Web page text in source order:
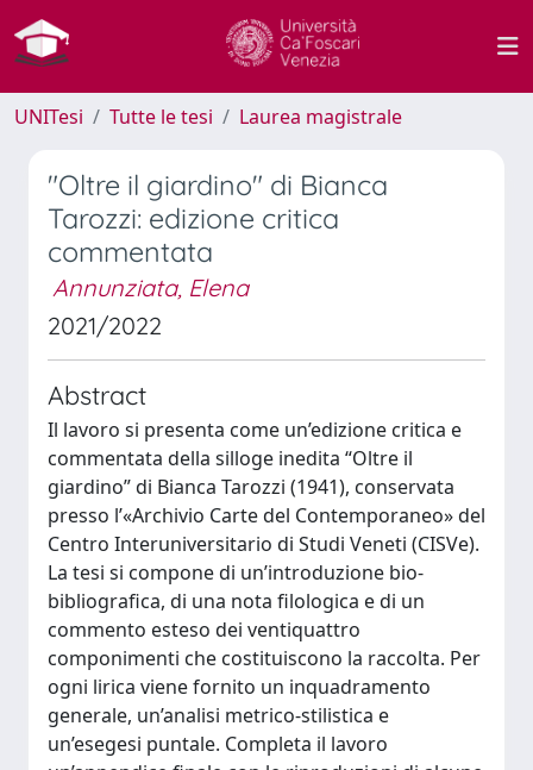
UNITesi Tutte le tesi Laurea magistrale
"Oltre il giardino" di Bianca
Tarozzi: edizione critica
commentata
Annunziata, Elena
2021/2022
Abstract
Il lavoro si presenta come un’edizione critica e
commentata della silloge inedita “Oltre il
giardino” di Bianca Tarozzi (1941), conservata
presso l’«Archivio Carte del Contemporaneo» del
Centro Interuniversitario di Studi Veneti (CISVe).
La tesi si compone di un’introduzione bio-
bibliografica, di una nota filologica e di un
commento esteso dei ventiquattro
componimenti che costituiscono la raccolta. Per
ogni lirica viene fornito un inquadramento
generale, un’analisi metrico-stilistica e
un’esegesi puntale. Completa il lavoro